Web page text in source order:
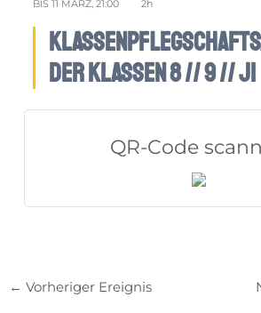
BIS11 MÄRZ, 21:00 2h
der Klassen 8 // 9 // J1
QR-Code
← Vorheriger Ereignis